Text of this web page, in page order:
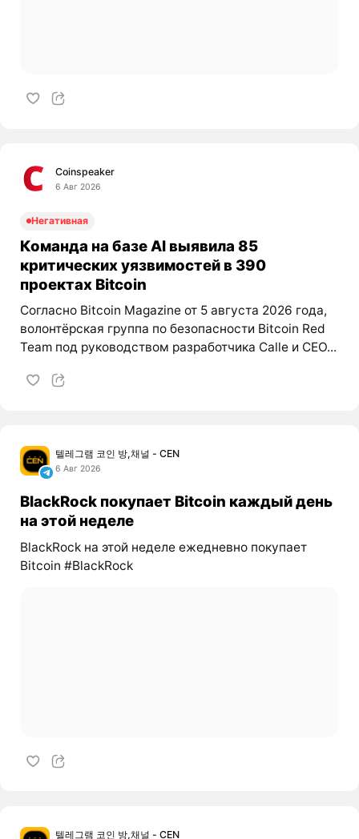
Coinspeaker
6 Авг 2026
Негативная
Команда на базе AI выявила 85
критических уязвимостей в 390
проектах Bitcoin
Согласно Bitcoin Magazine от 5 августа 2026 года,
волонтёрская группа по безопасности Bitcoin Red
Team под руководством разработчика Calle и CEO...
텔레그램 코인 방,채널 - CEN
6 Авг 2026
BlackRock покупает Bitcoin каждый день
на этой неделе
BlackRock на этой неделе ежедневно покупает
Bitcoin #BlackRock
텔레그램 코인 방,채널 - CEN